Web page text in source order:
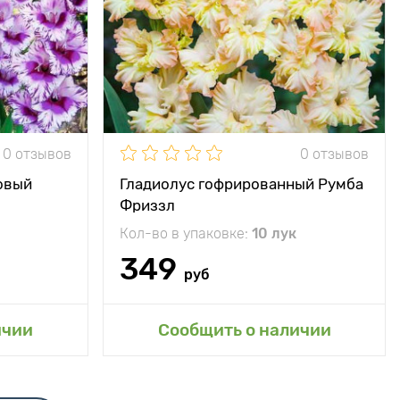
0 отзывов
солнце
и
0 отзывов
Гладиолус гофрированный Румба
Фриззл
Кол-во в упаковке: 10 лук
349 руб
Сообщить о наличии
Местоположение солнце
Особенности
Обязательно
следует приобрести
Добавить в мой сад